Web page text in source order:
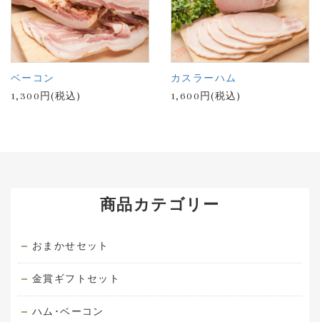
ベーコン
1,300円(税込)
カスラーハム
1,600円(税込)
商品カテゴリー
おまかせセット
金賞ギフトセット
ハム･ベーコン